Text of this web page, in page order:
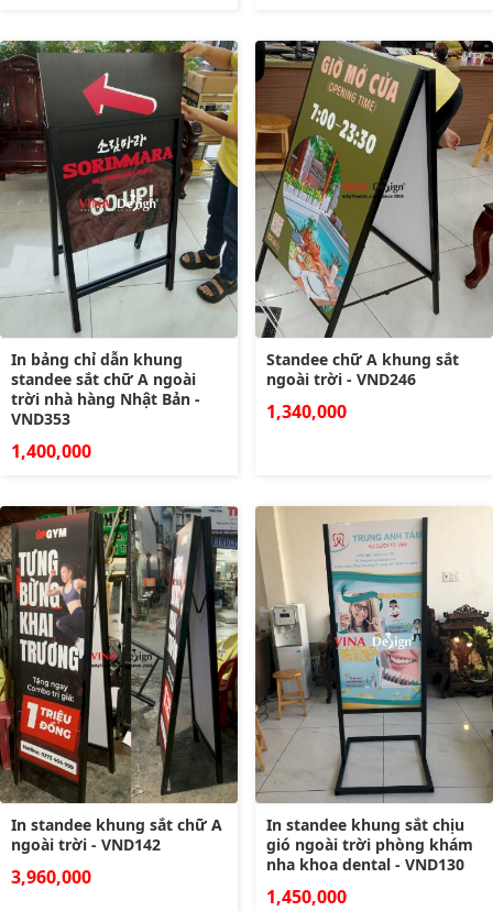
In bảng chỉ dẫn khung
standee sắt chữ A ngoài
trời nhà hàng Nhật Bản -
VND353
1,400,000
Standee chữ A khung sắt
ngoài trời - VND246
1,340,000
In standee khung sắt chữ A
ngoài trời - VND142
3,960,000
In standee khung sắt chịu
gió ngoài trời phòng khám
nha khoa dental - VND130
1,450,000